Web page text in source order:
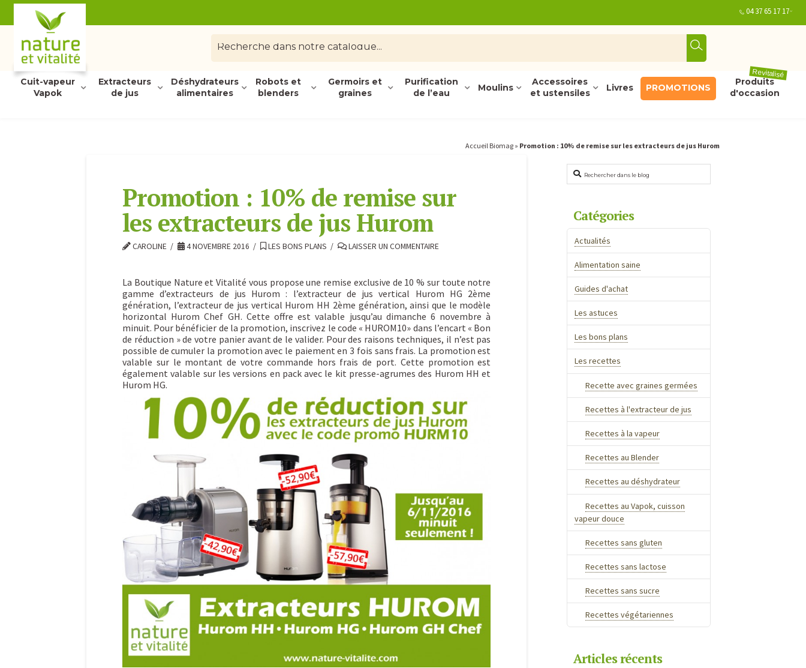
04 37 65 17 17
Cuit-vapeur
Vapok
Extracteurs
de jus
Déshydrateurs
alimentaires
Robots et
blenders
Germoirs et
graines
Purification
de l’eau
Moulins
Accessoires
et ustensiles
Livres PROMOTIONS
Produits
d'occasion
Revitalisé
Accueil Biomag » Promotion : 10% de remise sur les extracteurs de jus Hurom
Promotion : 10% de remise sur
les extracteurs de jus Hurom
CAROLINE 4 NOVEMBRE 2016 LES BONS PLANS LAISSER UN COMMENTAIRE
La Boutique Nature et Vitalité vous propose une remise exclusive de 10 % sur toute notre
gamme d’extracteurs de jus Hurom : l’extracteur de jus vertical Hurom HG 2ème
génération, l’extracteur de jus vertical Hurom HH 2ème génération, ainsi que le modèle
horizontal Hurom Chef GH. Cette offre est valable jusqu’au dimanche 6 novembre à
minuit. Pour bénéficier de la promotion, inscrivez le code « HUROM10» dans l’encart « Bon
de réduction » de votre panier avant de le valider. Pour des raisons techniques, il n’est pas
possible de cumuler la promotion avec le paiement en 3 fois sans frais. La promotion est
valable sur le montant de votre commande hors frais de port. Cette promotion est
également valable sur les versions en pack avec le kit presse-agrumes des Hurom HH et
Hurom HG.
Rechercher
Catégories
Actualités
Alimentation saine
Guides d'achat
Les astuces
Les bons plans
Les recettes
Recette avec graines germées
Recettes à l'extracteur de jus
Recettes à la vapeur
Recettes au Blender
Recettes au déshydrateur
Recettes au Vapok, cuisson
vapeur douce
Recettes sans gluten
Recettes sans lactose
Recettes sans sucre
Recettes végétariennes
Articles récents